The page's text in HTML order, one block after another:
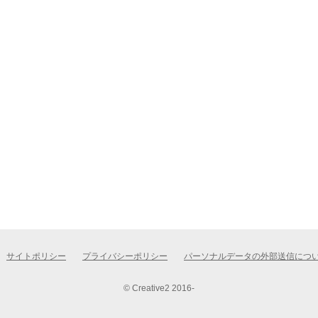
サイトポリシー プライバシーポリシー パーソナルデータの外部送信につ
© Creative2 2016-